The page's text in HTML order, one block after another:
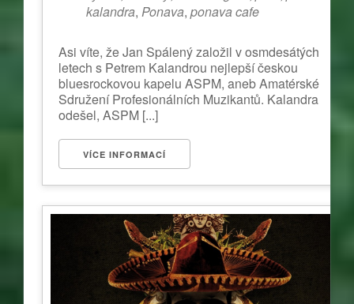
kalandra, Ponava,ponava cafe
Asi víte, že Jan Spálený založil v osmdesátých
letech s Petrem Kalandrou nejlepší českou
bluesrockovou kapelu ASPM, aneb Amatérské
Sdružení Profesionálních Muzikantů. Kalandra
odešel, ASPM [...]
VÍCE INFORMACÍ